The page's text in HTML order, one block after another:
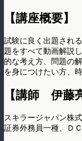
【講座概要】
試験に良く出題され
題をすべて動画解説
的な考え方、問題の
を身につけたい方、
【講師 伊藤
スキラージャパン株
証券外務員一種、Ｄ